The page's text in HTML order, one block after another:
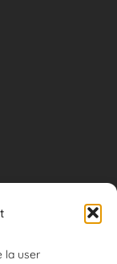
la user